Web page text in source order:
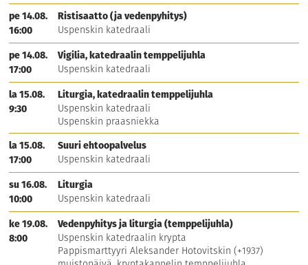
Salminen Markku
Kirkkoherra
Uspenskin katedraali (viikkovapaat
maanantai ja tiistai)
markku.salminen@ort.fi
+358405016190
Kanttorit
Merras-Häyrynen Varvara
Kanttori
Uspenskin katedraali (viikkovapaat
maanantai ja tiistai)
varvara.merras-hayrynen@ort.fi
+358405870739
Vahtimestarit
Arola Aki
Vahtimestari
Uspenskin katedraali
pe 14.08.
16:00
Ristisaatto (ja vedenpyhitys)
Uspenskin katedraali
pe 14.08.
17:00
Vigilia, katedraalin temppelijuhla
Uspenskin katedraali
la 15.08.
9:30
Liturgia, katedraalin temppelijuhla
Uspenskin katedraali
Uspenskin praasniekka
la 15.08.
17:00
Suuri ehtoopalvelus
Uspenskin katedraali
su 16.08.
10:00
Liturgia
Uspenskin katedraali
ke 19.08.
8:00
Vedenpyhitys ja liturgia (temppelijuhla)
Uspenskin katedraalin krypta
Pappismarttyyri Aleksander Hotovitskin (+1937)